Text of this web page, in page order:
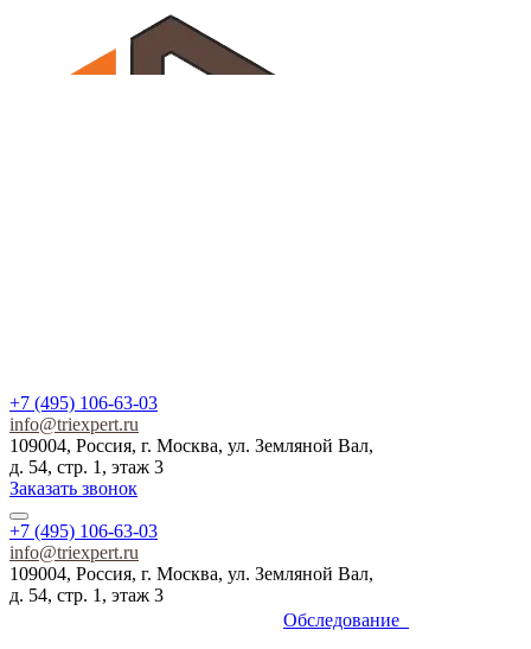
+7 (495) 106-63-03
info@triexpert.ru
109004, Россия, г. Москва, ул. Земляной Вал,
д. 54, стр. 1, этаж 3
Заказать звонок
+7 (495) 106-63-03
info@triexpert.ru
109004, Россия, г. Москва, ул. Земляной Вал,
д. 54, стр. 1, этаж 3
Обследование